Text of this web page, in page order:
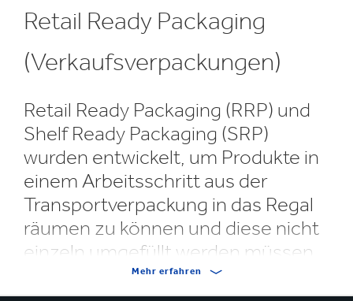
Retail Ready Packaging
(Verkaufsverpackungen)
Retail Ready Packaging (RRP) und
Shelf Ready Packaging (SRP)
wurden entwickelt, um Produkte in
einem Arbeitsschritt aus der
Transportverpackung in das Regal
räumen zu können und diese nicht
einzeln umgefüllt werden müssen.
Mehr erfahren